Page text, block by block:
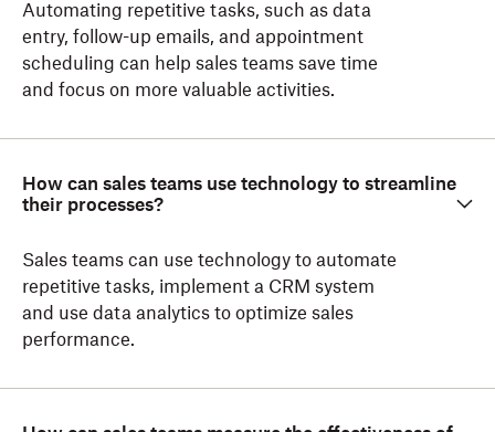
Automating repetitive tasks, such as data
entry, follow-up emails, and appointment
scheduling can help sales teams save time
and focus on more valuable activities.
How can sales teams use technology to streamline
their processes?
Sales teams can use technology to automate
repetitive tasks, implement a CRM system
and use data analytics to optimize sales
performance.